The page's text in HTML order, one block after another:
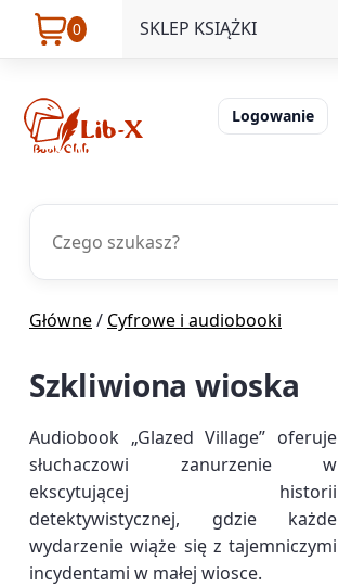
0 SKLEP KSIĄŻKI
Logowanie
Główne/ Cyfrowe i audiobooki
Szkliwiona wioska
Audiobook „Glazed Village” oferuje
słuchaczowi zanurzenie w
ekscytującej historii
detektywistycznej, gdzie każde
wydarzenie wiąże się z tajemniczymi
incydentami w małej wiosce.